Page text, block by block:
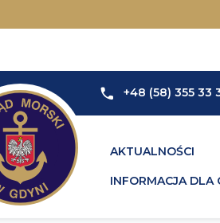
+48 (58) 355 33
AKTUALNOŚCI
INFORMACJA DLA